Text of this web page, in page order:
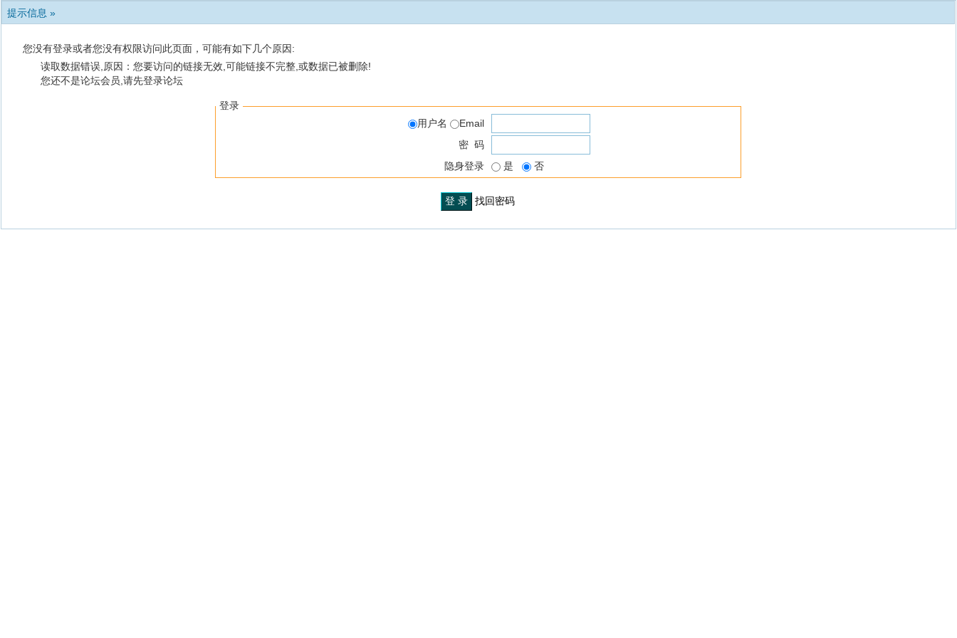
提示信息 »
您没有登录或者您没有权限访问此页面，可能有如下几个原因:
读取数据错误,原因：您要访问的链接无效,可能链接不完整,或数据已被删除!
您还不是论坛会员,请先登录论坛
登录
用户名
Email
密 码
隐身登录
是 否
找回密码